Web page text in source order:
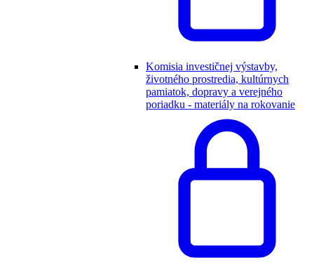
Komisia investičnej výstavby,
životného prostredia, kultúrnych
pamiatok, dopravy a verejného
poriadku - materiály na rokovanie